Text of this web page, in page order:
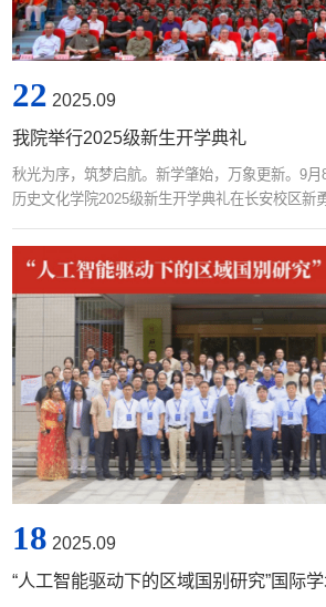
22 2025.09
我院举行2025级新生开学典礼
秋光为序，筑梦启航。新学肇始，万象更新。9
历史文化学院2025级新生开学典礼在长安校区新
院党委书记孙伟，院长李化成，副院长刘旭辉，
教授、陈峰教授、拜根兴教授、黄正林教授、沙
柳德军教授、毕经纬教授、石晓军教授、黄晓芬
留振副教授，青年教师张明、...
18 2025.09
“人工智能驱动下的区域国别研究”国际